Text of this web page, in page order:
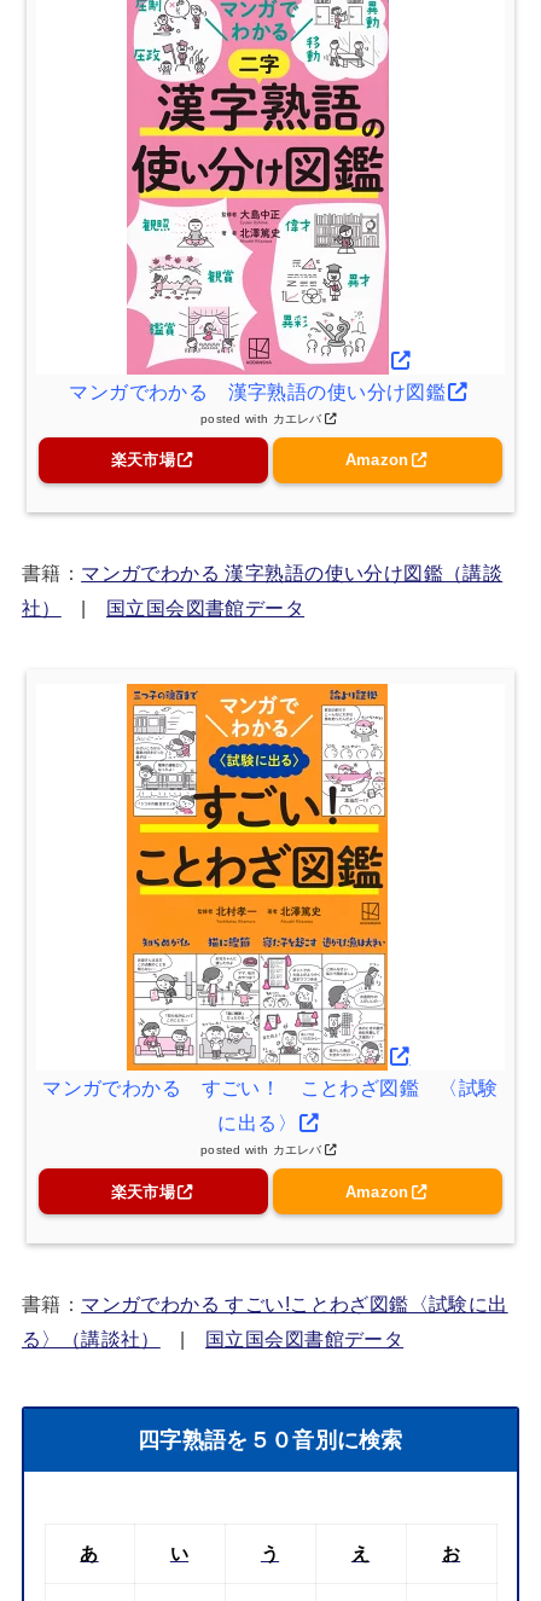
マンガでわかる 漢字熟語の使い分け図鑑
posted with カエレバ
楽天市場 Amazon
書籍： マンガでわかる 漢字熟語の使い分け図鑑（講談
社）
| 国立国会図書館データ
マンガでわかる すごい！ ことわざ図鑑 〈試験
に出る〉
posted with カエレバ
楽天市場 Amazon
書籍： マンガでわかる すごい!ことわざ図鑑〈試験に出
る〉（講談社）
| 国立国会図書館データ
四字熟語を５０音別に検索
あ い う え お